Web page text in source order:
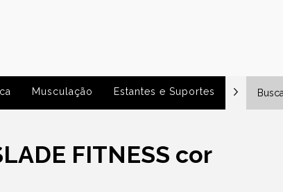
Musculação Estantes e Suportes Pisos e
FITNESS cor